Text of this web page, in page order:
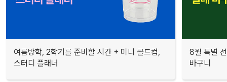
여름방학, 2학기를 준비할 시간 + 미니 콜드컵,
스터디 플래너
8월 특별
바구니